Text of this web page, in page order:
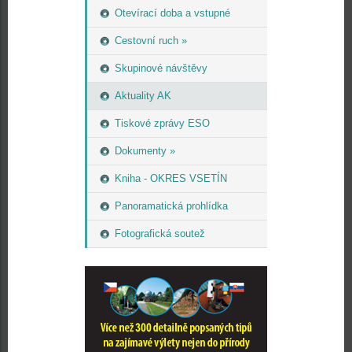
Otevírací doba a vstupné
Cestovní ruch »
Skupinové návštěvy
Aktuality AK
Tiskové zprávy ESO
Dokumenty »
Kniha - OKRES VSETÍN
Panoramatická prohlídka
Fotografická soutež